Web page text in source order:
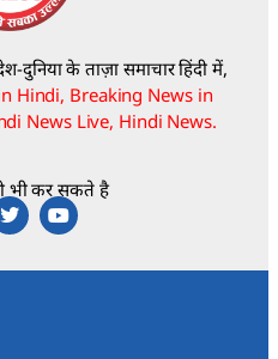
दुनिया के ताज़ा समाचार हिंदी में,
Hindi, Breaking News in
News Live, Hindi News.
भी कर सकते है